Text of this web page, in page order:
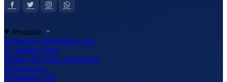
Produkte
Kostenlose Wetterblick-App
Zu meinen Orten
Widgets für meine Homepage
Wetterwissen
Wetterblick API